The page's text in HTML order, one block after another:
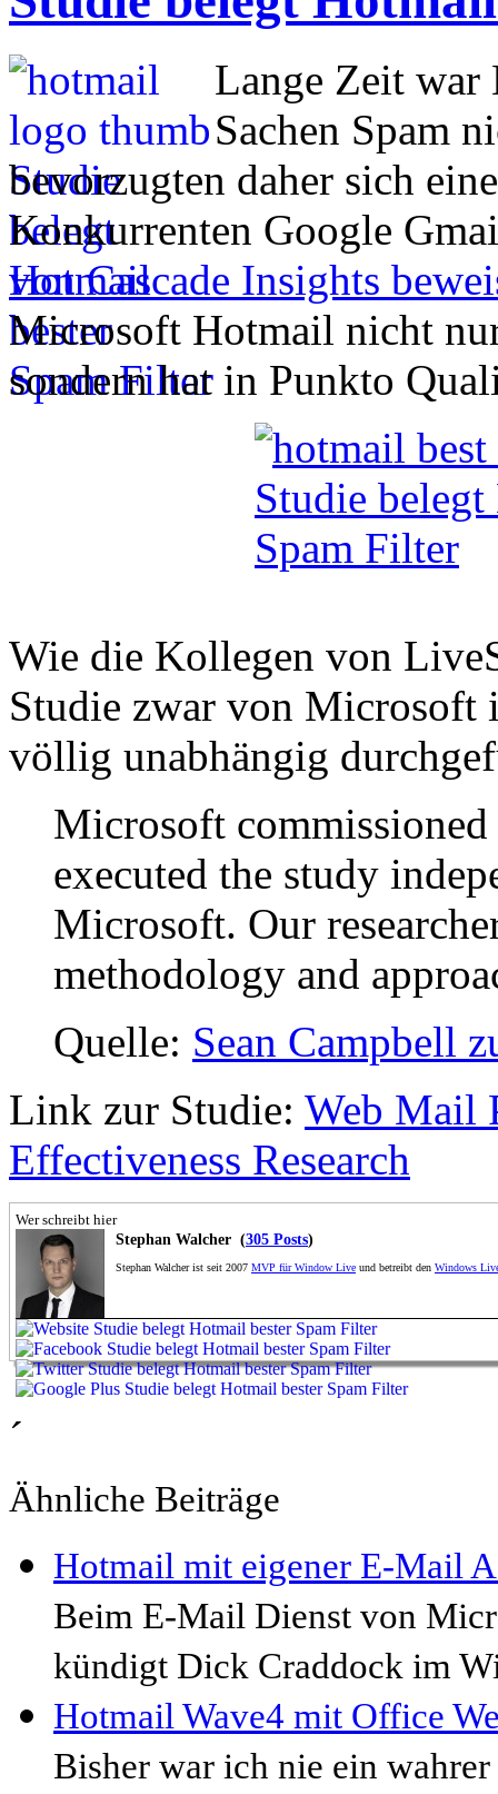
Lange Zeit war
Sachen Spam
bevorzugten daher sich
Konkurrenten Google
von Cascade Insights
Microsoft Hotmail nicht
sondern hat in Punkto
Wie die Kollegen von
Studie zwar von Microsoft
völlig unabhängig
Microsoft
executed the study
Microsoft. Our
methodology and
Quelle: Sean Campbell
Link zur Studie: Web Mail
Effectiveness Research
Wer schreibt hier
Stephan Walcher (305 Posts)
Stephan Walcher ist seit 2007 MVP für Window Live und betreibt den Windows
´
Ähnliche Beiträge
Hotmail mit eigener E-Mail
Beim E-Mail Dienst von
kündigt Dick Craddock im
Hotmail Wave4 mit Office
Bisher war ich nie ein